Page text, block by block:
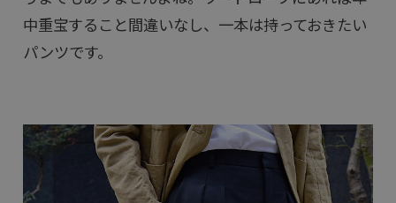
中重宝すること間違いなし、一本は持っておきたい
パンツです。